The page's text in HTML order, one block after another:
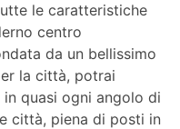
le caratteristiche
centro
da un bellissimo
la città, potrai
quasi ogni angolo di
città, piena di posti in